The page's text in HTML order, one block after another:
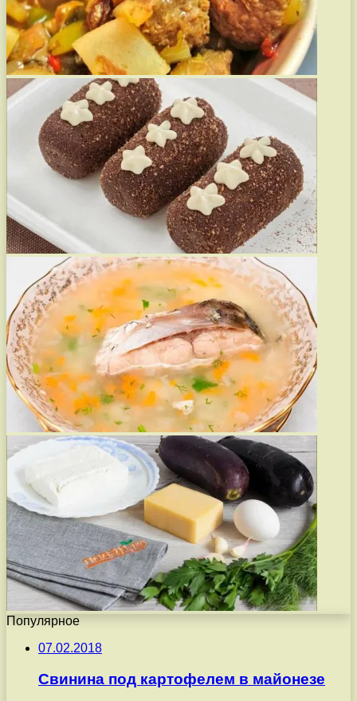
Популярное
07.02.2018
Свинина под картофелем в майонезе